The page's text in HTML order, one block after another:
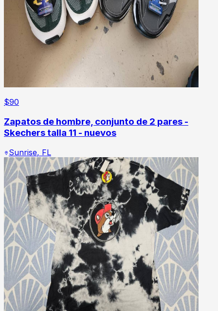
$90
Zapatos de hombre, conjunto de 2 pares -
Skechers talla 11 - nuevos
Sunrise, FL